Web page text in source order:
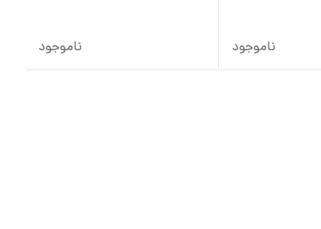
ناموجود ناموجود